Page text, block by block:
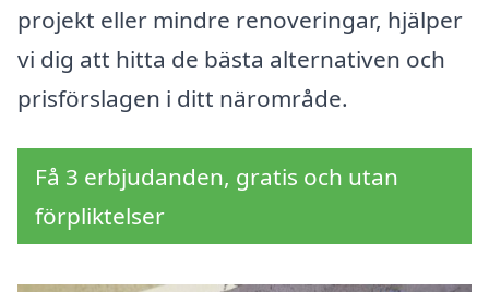
projekt eller mindre renoveringar, hjälper
vi dig att hitta de bästa alternativen och
prisförslagen i ditt närområde.
Få 3 erbjudanden, gratis och utan
förpliktelser